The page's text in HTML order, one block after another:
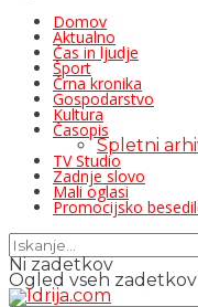
Domov
Aktualno
Čas in ljudje
Šport
Črna kronika
Gospodarstvo
Kultura
Časopis
Spletni
TV Studio
Zadnje slovo
Mali oglasi
Promocijsko
Ni zadetkov
Ogled vseh zadetkov